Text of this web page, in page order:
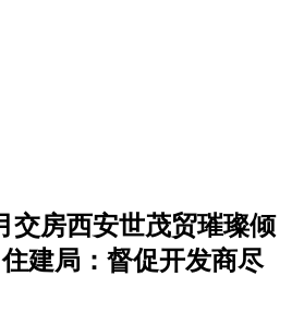
交房西安世茂贸璀璨倾
建局：督促开发商尽